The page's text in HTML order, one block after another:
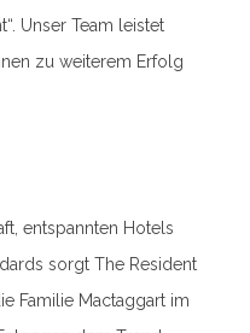
Unser Team leistet
zu weiterem Erfolg
entspannten Hotels
sorgt The Resident
Familie Mactaggart im